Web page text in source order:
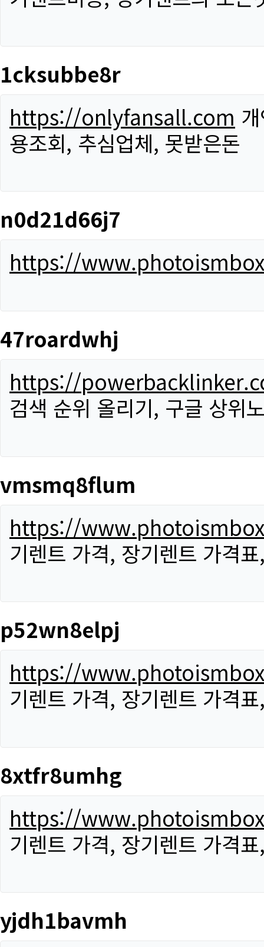
1cksubbe8r
https://onlyfansall.com
용조회, 추심업체, 못받은돈
n0d21d66j7
https://
47roardwhj
https://
검색 순위 올리기, 구글 상위
vmsmq8flum
https://
기렌트 가격, 장기렌트 가격
p52wn8elpj
https://
기렌트 가격, 장기렌트 가격
8xtfr8umhg
https://
기렌트 가격, 장기렌트 가격
yjdh1bavmh